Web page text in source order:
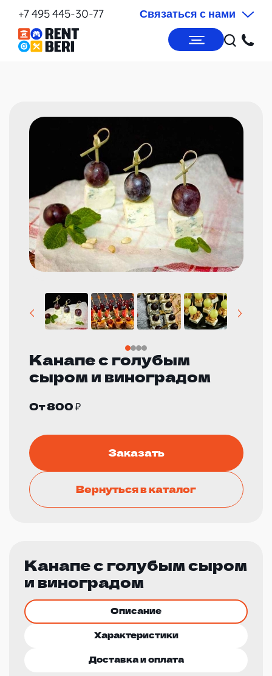
+7 495 445-30-77 Связаться с нами
Канапе с голубым
сыром и виноградом
От 800 ₽
Заказать
Вернуться в каталог
Канапе с голубым сыром
и виноградом
Описание
Характеристики
Доставка и оплата